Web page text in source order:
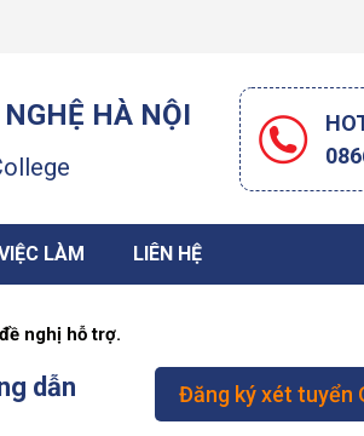
HÀ NỘI
LÀM LIÊN HỆ
nghị hỗ trợ.
dẫn
Đăng ký xét tuyển